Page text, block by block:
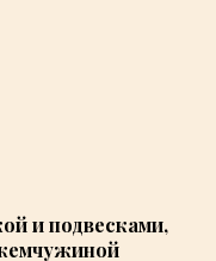
и подвесками,